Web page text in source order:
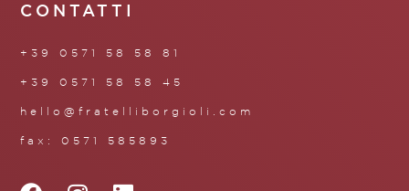
CONTATTI
+39 0571 58 58 81
+39 0571 58 58 45
hello@fratelliborgioli.com
fax: 0571 585893